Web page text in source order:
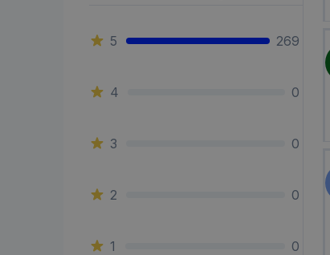
5 269
4 0
3 0
2 0
1 0